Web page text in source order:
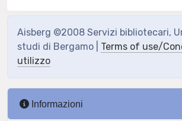
Aisberg ©2008 Servizi bibliotecari,
studi di Bergamo | Terms of use/
utilizzo
Informazioni